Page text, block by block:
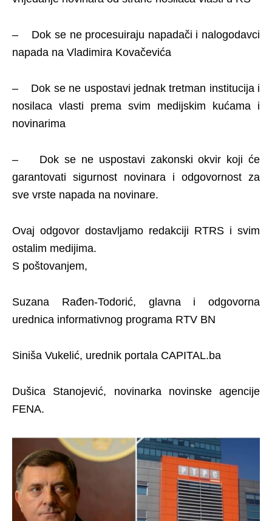
– Dok se ne procesuiraju napadači i nalogodavci
napada na Vladimira Kovačevića
– Dok se ne uspostavi jednak tretman institucija i
nosilaca vlasti prema svim medijskim kućama i
novinarima
– Dok se ne uspostavi zakonski okvir koji će
garantovati sigurnost novinara i odgovornost za
sve vrste napada na novinare.
Ovaj odgovor dostavljamo redakciji RTRS i svim
ostalim medijima.
S poštovanjem,
Suzana Rađen-Todorić, glavna i odgovorna
urednica informativnog programa RTV BN
Siniša Vukelić, urednik portala CAPITAL.ba
Dušica Stanojević, novinarka novinske agencije
FENA.